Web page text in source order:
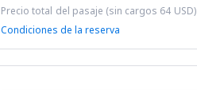
Precio total del pasaje (sin cargos 64 USD)
Condiciones de la reserva